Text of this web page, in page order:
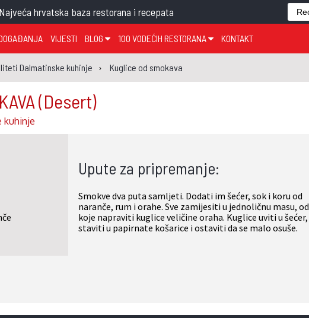
Najveća hrvatska baza restorana i recepata
KRAPINSKO-ZAGORSKA ŽUPANIJA
SISAČKO-MOSLAVAČKA ŽUPANIJA
ŽUPANIJA
POŽEŠKO-SLAVONSKA ŽUPANIJA
ŠIBENSKO-KNINSKA ŽUPANIJA
SPLITSKO-DALMATINSKA ŽUPANIJA
PREDJELO
MEĐUJELO
UMAK
VIJESTI BLOG
TEMA TJEDNA
KLUB
GASTRO REGIJE
100 VODEĆIH RESTORANA
GLASANJE
KONTAKT
Dalmatinske kuhinje Kuglice od smokava
(Desert)
kuhinje
Upute za pripremanje:
Smokve dva puta samljeti. Dodati im šećer, sok i koru od
naranče, rum i orahe. Sve zamijesiti u jednoličnu masu, od
koje napraviti kuglice veličine oraha. Kuglice uviti u šećer,
staviti u papirnate košarice i ostaviti da se malo osuše.